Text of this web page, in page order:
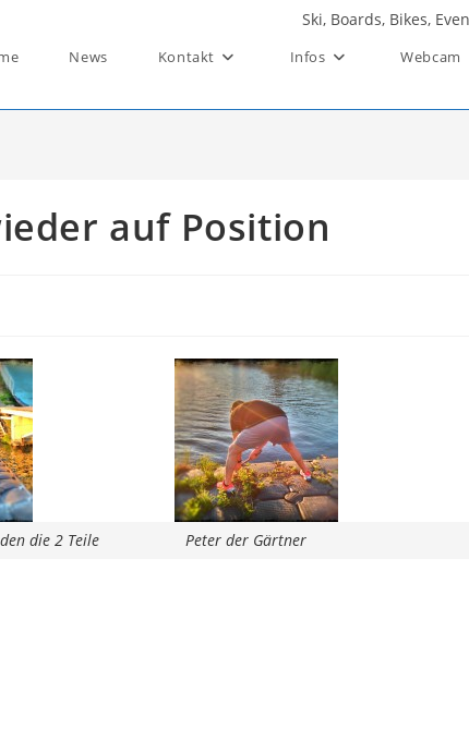
Ski, Boards, Bikes,
News Kontakt Infos Webcam
auf Position
die 2 Teile Peter der Gärtner
Sehr nette Leute und
Atmosphäre! Ideal um den